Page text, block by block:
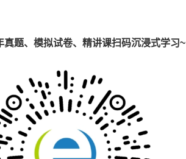
真题、模拟试卷、精讲课扫码沉浸式学习~